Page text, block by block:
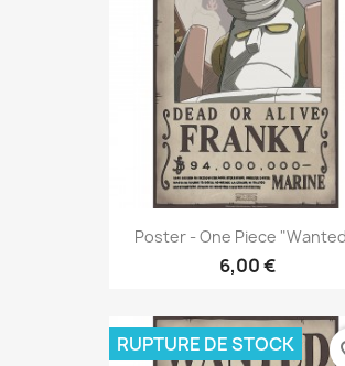
Poster - One Piece
6,00 €
RUPTURE DE STOCK